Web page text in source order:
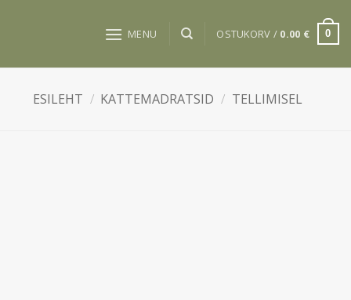
MENU OSTUKORV / 0.00 € 0
ESILEHT / KATTEMADRATSID / TELLIMISEL